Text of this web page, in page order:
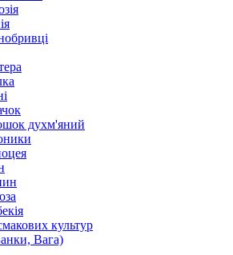
духм'яний
культур
Вага)